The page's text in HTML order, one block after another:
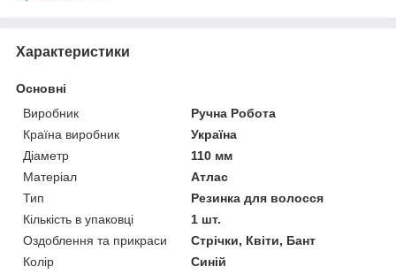
Характеристики
Основні
Виробник
Ручна Робота
Країна виробник
Україна
Діаметр
110 мм
Матеріал
Атлас
Тип
Резинка для волосся
Кількість в упаковці
1 шт.
Оздоблення та прикраси
Стрічки, Квіти, Бант
Колір
Синій